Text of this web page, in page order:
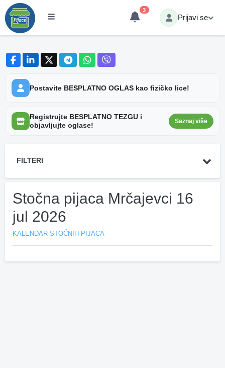
3
Prijavi se
Postavite BESPLATNO OGLAS kao fizičko lice!
Registrujte BESPLATNO TEZGU i
objavljujte oglase!
Saznaj više
FILTERI
Stočna pijaca Mrčajevci 16
jul 2026
KALENDAR STOČNIH PIJACA